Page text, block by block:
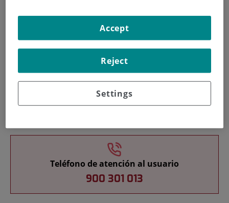
Investigación
Docencia
Teléfono de atención al usuario
900 301 013
Settings
Reject
Accept